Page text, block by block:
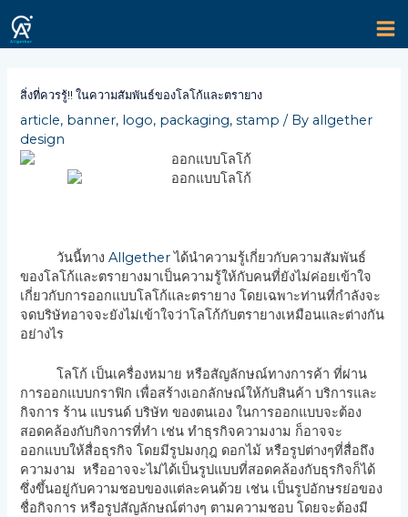
to
content
สิ่งที่ควรรู้!! ในความสัมพันธ์ของโลโก้และตรายาง
article, banner, logo, packaging,stamp / By allgether
design
วันนี้ทางAllgetherได้นำความรู้เกี่ยวกับความสัมพันธ์
ของโลโก้และตรายางมาเป็นความรู้ให้กับคนที่ยังไม่ค่อยเข้าใจ
เกี่ยวกับการออกแบบโลโก้และตรายาง โดยเฉพาะท่านที่กำลังจะ
จดบริษัทอาจจะยังไม่เข้าใจว่าโลโก้กับตรายางเหมือนและต่างกัน
อย่างไร
โลโก้ เป็นเครื่องหมาย หรือสัญลักษณ์ทางการค้า ที่ผ่าน
การออกแบบกราฟิก เพื่อสร้างเอกลักษณ์ให้กับสินค้า บริการและ
กิจการ ร้าน แบรนด์ บริษัท ของตนเอง ในการออกแบบจะต้อง
สอดคล้องกับกิจการที่ทำ เช่น ทำธุรกิจความงาม ก็อาจจะ
ออกแบบให้สื่อธุรกิจ โดยมีรูปมงกุฎ ดอกไม้ หรือรูปต่างๆที่สื่อถึง
ความงาม หรืออาจจะไม่ได้เป็นรูปแบบที่สอดคล้องกับธุรกิจก็ได้
ซึ่งขึ้นอยู่กับความชอบของแต่ละคนด้วย เช่น เป็นรูปอักษรย่อของ
ชื่อกิจการ หรือรูปสัญลักษณ์ต่างๆ ตามความชอบ โดยจะต้องมี